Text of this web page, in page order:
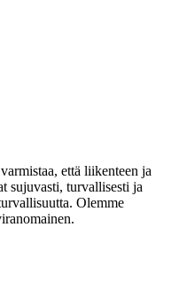
että liikenteen ja
sujuvasti, turvallisesti ja
Olemme